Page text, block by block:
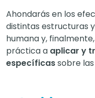
Ahondarás en los
distintas estructuras
humana y,
práctica a aplicar y
específicassobre